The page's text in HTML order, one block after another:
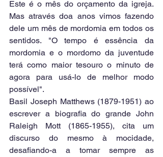
Este é o mês do orçamento da igreja.
Mas através doa anos vimos fazendo
dele um mês de mordomia em todos os
sentidos. "O tempo é essência da
mordomia e o mordomo da juventude
terá como maior tesouro o minuto de
agora para usá-lo de melhor modo
possível".
Basil Joseph Matthews (1879-1951) ao
escrever a biografia do grande John
Raleigh Mott (1865-1955), cita um
discurso do mesmo à mocidade,
desafiando-a a tomar sempre as